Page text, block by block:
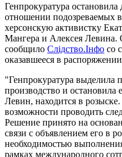
Генпрокуратура остановила
отношении подозреваемых
херсонскую активистку
Мангера и Алексея Левина.
сообщило Слідство.Інфо со
оказавшееся в
"Генпрокуратура выделила
производство и остановила
Левин, находится в
возможности проводить
Решение принято на
связи с объявлением его в
необходимостью
рамках международного